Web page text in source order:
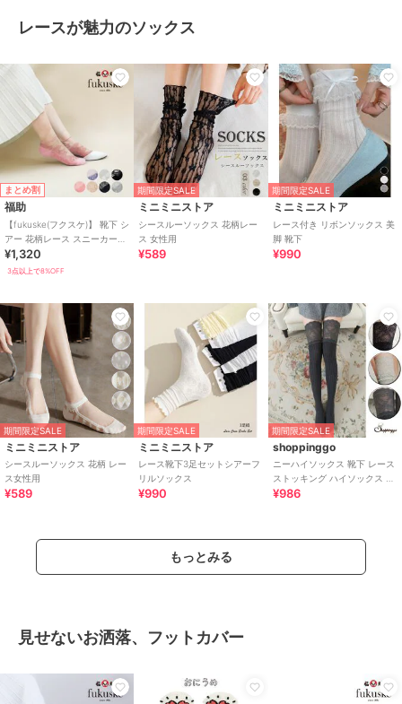
レースが魅力のソックス
まとめ割
福助
【fukuske(フクスケ)】 靴下 シ
アー 花柄レース スニーカー丈
(3363-211)
¥1,320
3点以上で8%OFF
期間限定SALE
ミニミニストア
シースルーソックス 花柄レー
ス 女性用
¥589
期間限定SALE
ミニミニストア
レース付き リボンソックス 美
脚 靴下
¥990
期間限定SALE
ミニミニストア
シースルーソックス 花柄 レー
ス女性用
¥589
期間限定SALE
ミニミニストア
レース靴下3足セットシアーフ
リルソックス
¥990
期間限定SALE
shoppinggo
ニーハイソックス 靴下 レース
ストッキング ハイソックス リ
ブ編み
¥986
もっとみる
見せないお洒落、フットカバー